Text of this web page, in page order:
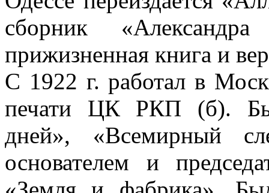
сборник
прижизненная книга и
С 1922 г. работал в
печати ЦК РКП (б).
дней», «Всемирный
основателем и